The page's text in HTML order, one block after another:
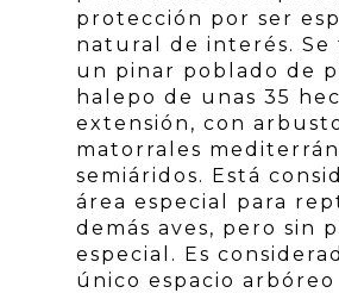
protección por ser
natural de interés. Se
un pinar poblado de
halepo de unas 35
extensión, con
matorrales
semiáridos. Está
área especial para
demás aves, pero sin
especial. Es
único espacio arbóreo